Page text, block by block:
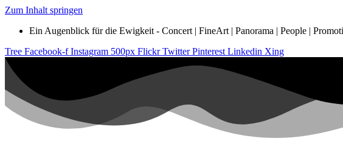
Zum Inhalt springen
Ein Augenblick für die Ewigkeit - Concert | FineArt | Panorama | People |
Tree Facebook-f Instagram 500px Flickr Twitter Pinterest Linkedin Xing